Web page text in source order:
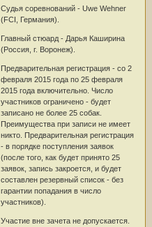
Судья соревнований - Uwe Wehner
(FCI, Германия).
Главный стюард - Дарья Каширина
(Россия, г. Воронеж).
Предварительная регистрация - со 2
февраля 2015 года по 25 февраля
2015 года включительно. Число
участников ограничено - будет
записано не более 25 собак.
Преимущества при записи не имеет
никто. Предварительная регистрация
- в порядке поступления заявок
(после того, как будет принято 25
заявок, запись закроется, и будет
составлен резервный список - без
гарантии попадания в число
участников).
Участие вне зачета не допускается.